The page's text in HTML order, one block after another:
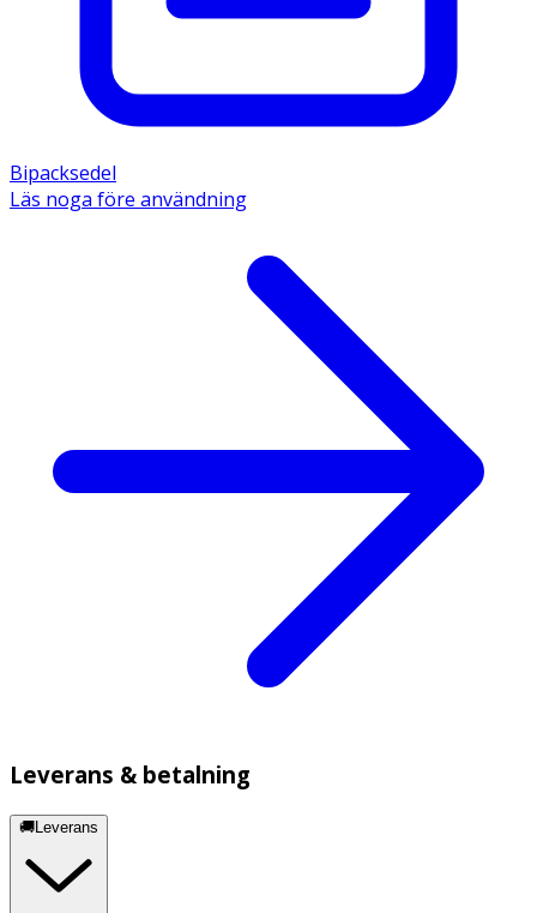
Bipacksedel
Läs noga före användning
Leverans & betalning
🚚Leverans